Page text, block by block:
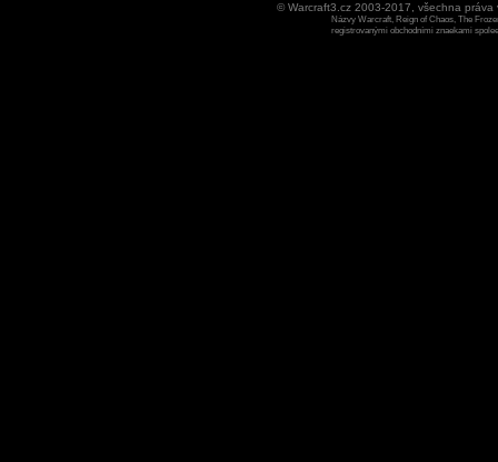
© Warcraft3.cz 2003-2017, všechna
Názvy Warcraft, Reign of Chaos, The
registrovanými obchodními znaekami